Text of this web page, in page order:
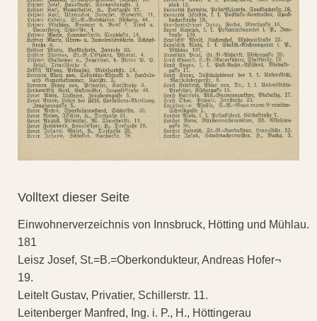
Volltext dieser Seite
Einwohnerverzeichnis von Innsbruck, Hötting und Mühlau.
181
Leisz Josef, St.=B.=Oberkondukteur, Andreas Hofer¬
19.
Leitelt Gustav, Privatier, Schillerstr. 11.
Leitenberger Manfred, Ing. i. P., H., Höttingerau